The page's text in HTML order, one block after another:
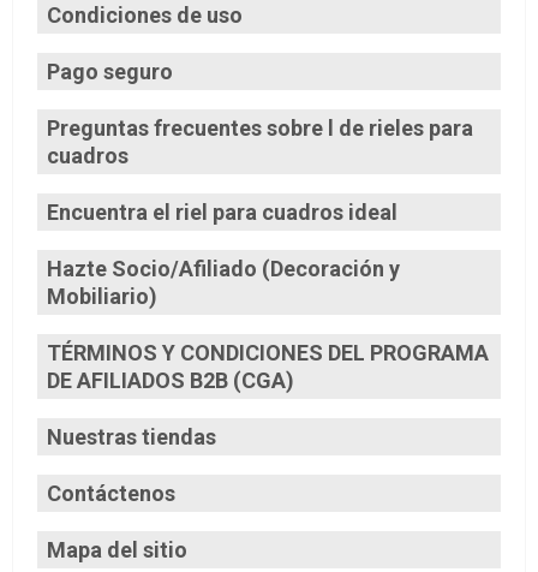
Condiciones de uso
Pago seguro
Preguntas frecuentes sobre l de rieles para
cuadros
Encuentra el riel para cuadros ideal
Hazte Socio/Afiliado (Decoración y
Mobiliario)
TÉRMINOS Y CONDICIONES DEL PROGRAMA
DE AFILIADOS B2B (CGA)
Nuestras tiendas
Contáctenos
Mapa del sitio